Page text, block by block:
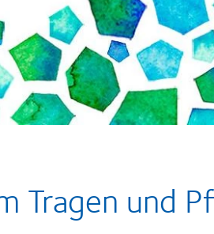
Tragen und